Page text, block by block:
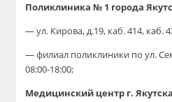
Поликлиника № 1 города
—ул. Кирова, д.19, каб. 414, каб.
— филиал поликлиники поул.
08:00-18:00;
Медицинский центр г. Якутска